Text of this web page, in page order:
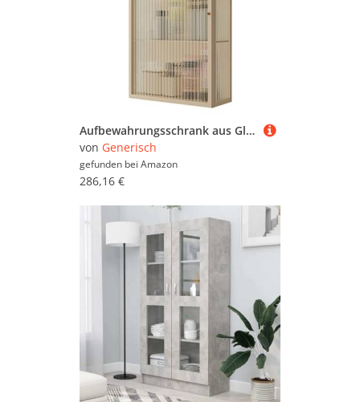
Aufbewahrungsschrank aus Glas mit einer Tür, platzsparende Lösung für Wohnzimmer, Schlafzimmer, Küche, Bad
von Generisch
gefunden bei Amazon
286,16 €